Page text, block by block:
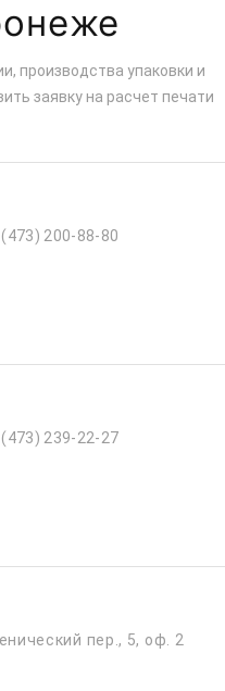
производства упаковки и
заявку на расчет печати
200-88-80
239-22-27
пер., 5, оф. 2